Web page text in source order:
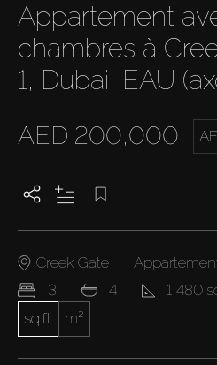
Appartement
chambres à
1, Dubai, EAU
AED 200,000
Creek Gate
3
4
1,480
sq.ft
m²